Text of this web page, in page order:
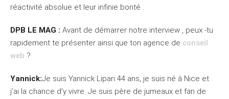
réactivité absolue et leur infinie bonté .
DPB LE MAG : Avant de démarrer notre interview , peux -tu
rapidement te présenter ainsi que ton agence de conseil
web ?
Yannick:Je suis Yannick Lipari 44 ans, je suis né à Nice et
j’ai la chance d’y vivre. Je suis père de jumeaux et fan de